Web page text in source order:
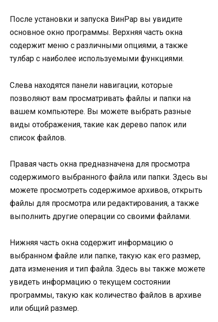
После установки и запуска ВинРар вы увидите
основное окно программы. Верхняя часть окна
содержит меню с различными опциями, а также
тулбар с наиболее используемыми функциями.
Слева находятся панели навигации, которые
позволяют вам просматривать файлы и папки на
вашем компьютере. Вы можете выбрать разные
виды отображения, такие как дерево папок или
список файлов.
Правая часть окна предназначена для просмотра
содержимого выбранного файла или папки. Здесь вы
можете просмотреть содержимое архивов, открыть
файлы для просмотра или редактирования, а также
выполнить другие операции со своими файлами.
Нижняя часть окна содержит информацию о
выбранном файле или папке, такую как его размер,
дата изменения и тип файла. Здесь вы также можете
увидеть информацию о текущем состоянии
программы, такую как количество файлов в архиве
или общий размер.